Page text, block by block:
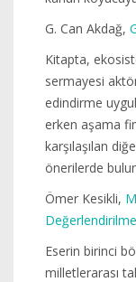
G. Can Akdağ,
Kitapta,
sermayesi
edindirme
erken aşama
karşılaşılan
önerilerde
Ömer Kesikli,
Eserin birinci
milletlerarası